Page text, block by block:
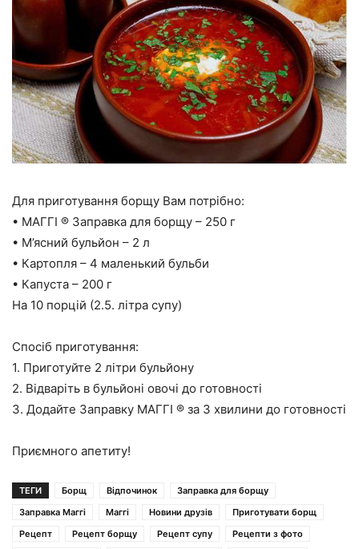
Для приготування борщу Вам потрібно:
• МАГГІ ® Заправка для борщу – 250 г
• М’ясний бульйон – 2 л
• Картопля – 4 маленький бульби
• Капуста – 200 г
На 10 порцій (2.5. літра супу)
Спосіб приготування:
1. Приготуйте 2 літри бульйону
2. Відваріть в бульйоні овочі до готовності
3. Додайте Заправку МАГГІ ® за 3 хвилини до готовності
Приємного апетиту!
ТЕГИ Борщ Відпочинок
Заправка для борщу
Заправка Маггі
Маггі Новини друзів
Приготувати борщ
Рецепт
Рецепт борщу Рецепт супу
Рецепти з фото